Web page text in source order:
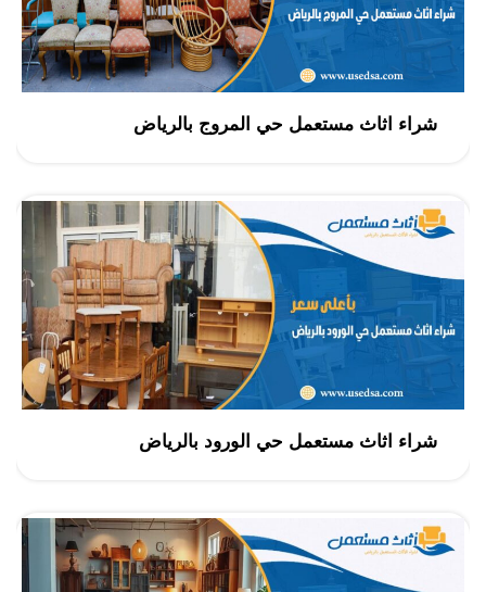
شراء اثاث مستعمل حي المروج بالرياض
شراء اثاث مستعمل حي الورود بالرياض